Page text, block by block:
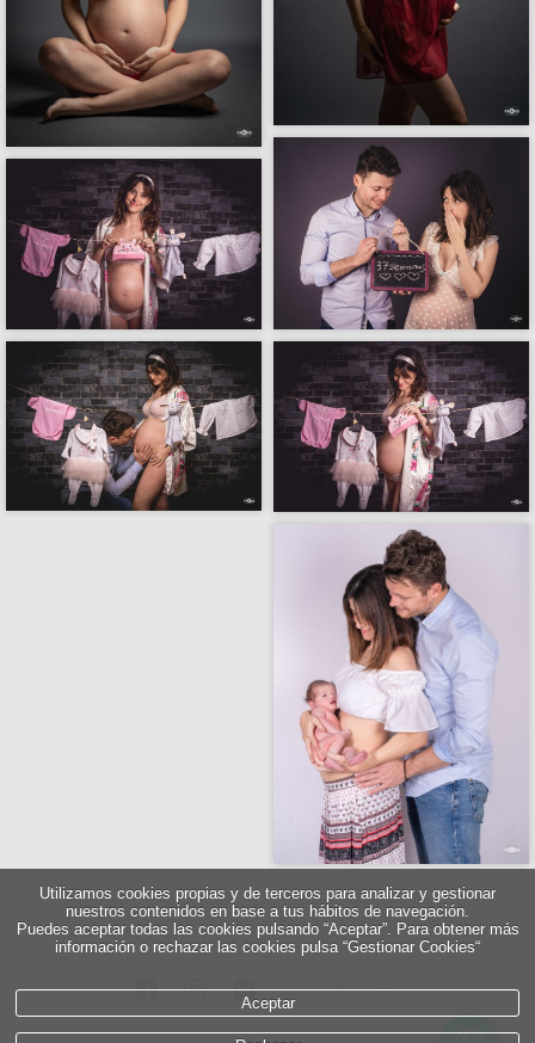
5∞
Utilizamos cookies propias y de terceros para analizar y gestionar
nuestros contenidos en base a tus hábitos de navegación.
Puedes aceptar todas las cookies pulsando “Aceptar”. Para obtener más
información o rechazar las cookies pulsa “Gestionar Cookies“
Aceptar